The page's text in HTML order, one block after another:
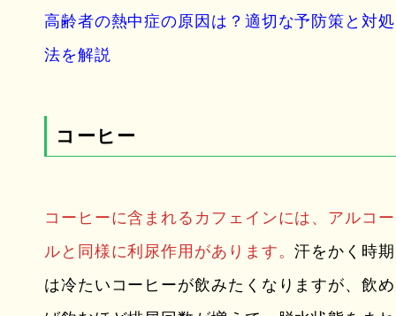
高齢者の熱中症の原因は？適切な予防策と対処
法を解説
コーヒー
コーヒーに含まれるカフェインには、アルコー
ルと同様に利尿作用があります。汗をかく時期
は冷たいコーヒーが飲みたくなりますが、飲め